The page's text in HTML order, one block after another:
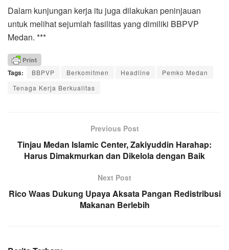
Dalam kunjungan kerja itu juga dilakukan peninjauan
untuk melihat sejumlah fasilitas yang dimiliki BBPVP
Medan. ***
Tags: BBPVP Berkomitmen Headline
Pemko Medan
Tenaga Kerja Berkualitas
Previous Post
Tinjau Medan Islamic Center, Zakiyuddin Harahap:
Harus Dimakmurkan dan Dikelola dengan Baik
Next Post
Rico Waas Dukung Upaya Aksata Pangan Redistribusi
Makanan Berlebih